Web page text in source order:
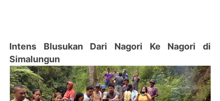
Intens Blusukan Dari Nagori Ke Nagori di
Simalungun